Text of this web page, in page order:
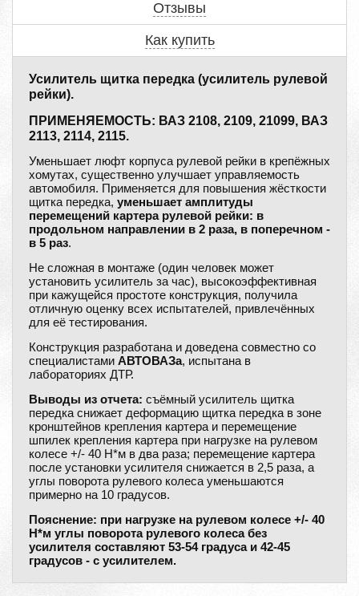
Отзывы
Как купить
Усилитель щитка передка (усилитель рулевой
рейки).
ПРИМЕНЯЕМОСТЬ: ВАЗ 2108, 2109, 21099, ВАЗ
2113, 2114, 2115.
Уменьшает люфт корпуса рулевой рейки в крепёжных
хомутах, существенно улучшает управляемость
автомобиля. Применяется для повышения жёсткости
щитка передка, уменьшает амплитуды
перемещений картера рулевой рейки: в
продольном направлении в 2 раза, в поперечном -
в 5 раз.
Не сложная в монтаже (один человек может
установить усилитель за час), высокоэффективная
при кажущейся простоте конструкция, получила
отличную оценку всех испытателей, привлечённых
для её тестирования.
Конструкция разработана и доведена совместно со
специалистами АВТОВАЗа, испытана в
лабораториях ДТР.
Выводы из отчета: съёмный усилитель щитка
передка снижает деформацию щитка передка в зоне
кронштейнов крепления картера и перемещение
шпилек крепления картера при нагрузке на рулевом
колесе +/- 40 Н*м в два раза; перемещение картера
после установки усилителя снижается в 2,5 раза, а
углы поворота рулевого колеса уменьшаются
примерно на 10 градусов.
Пояснение: при нагрузке на рулевом колесе +/- 40
Н*м углы поворота рулевого колеса без
усилителя составляют 53-54 градуса и 42-45
градусов - с усилителем.